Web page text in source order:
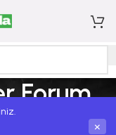
Forum
Forum
×